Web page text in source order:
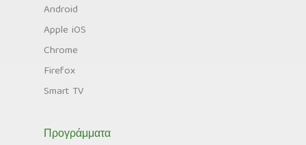
Android
Apple iOS
Chrome
Firefox
Smart TV
Προγράμματα